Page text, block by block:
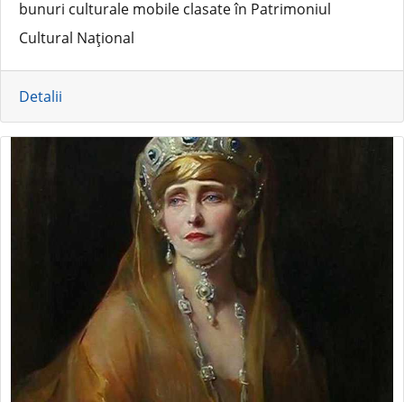
bunuri culturale mobile clasate în Patrimoniul
Cultural Național
Detalii